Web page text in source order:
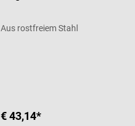
Aus rostfreiem Stahl
€ 43,14*